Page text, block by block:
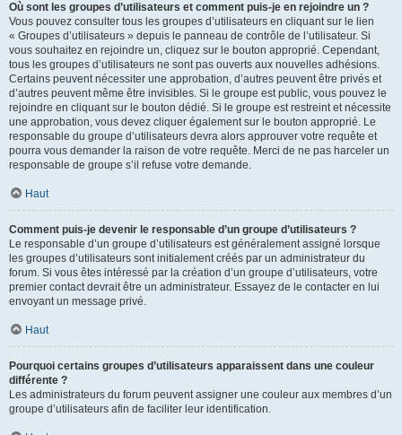
Où sont les groupes d’utilisateurs et comment puis-je en rejoindre un ?
Vous pouvez consulter tous les groupes d’utilisateurs en cliquant sur le lien
« Groupes d’utilisateurs » depuis le panneau de contrôle de l’utilisateur. Si
vous souhaitez en rejoindre un, cliquez sur le bouton approprié. Cependant,
tous les groupes d’utilisateurs ne sont pas ouverts aux nouvelles adhésions.
Certains peuvent nécessiter une approbation, d’autres peuvent être privés et
d’autres peuvent même être invisibles. Si le groupe est public, vous pouvez le
rejoindre en cliquant sur le bouton dédié. Si le groupe est restreint et nécessite
une approbation, vous devez cliquer également sur le bouton approprié. Le
responsable du groupe d’utilisateurs devra alors approuver votre requête et
pourra vous demander la raison de votre requête. Merci de ne pas harceler un
responsable de groupe s’il refuse votre demande.
Haut
Comment puis-je devenir le responsable d’un groupe d’utilisateurs ?
Le responsable d’un groupe d’utilisateurs est généralement assigné lorsque
les groupes d’utilisateurs sont initialement créés par un administrateur du
forum. Si vous êtes intéressé par la création d’un groupe d’utilisateurs, votre
premier contact devrait être un administrateur. Essayez de le contacter en lui
envoyant un message privé.
Haut
Pourquoi certains groupes d’utilisateurs apparaissent dans une couleur
différente ?
Les administrateurs du forum peuvent assigner une couleur aux membres d’un
groupe d’utilisateurs afin de faciliter leur identification.